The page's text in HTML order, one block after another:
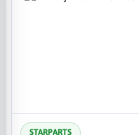
STARPARTS